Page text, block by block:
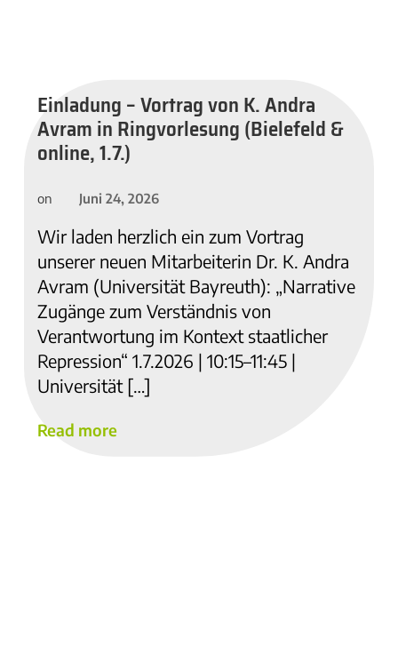
Einladung – Vortrag von K. Andra
Avram in Ringvorlesung (Bielefeld &
online, 1.7.)
on Juni 24, 2026
Wir laden herzlich ein zum Vortrag
unserer neuen Mitarbeiterin Dr. K. Andra
Avram (Universität Bayreuth): „Narrative
Zugänge zum Verständnis von
Verantwortung im Kontext staatlicher
Repression“ 1.7.2026 | 10:15–11:45 |
Universität […]
Read more